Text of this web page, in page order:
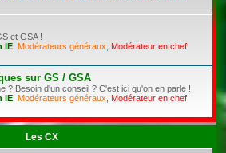
et GSA !
IE Modérateurs généraux
Modérateur en chef
sur GS / GSA
? Besoin d'un conseil ? C'est ici qu'on en parle !
IE Modérateurs généraux
Modérateur en chef
Les CX